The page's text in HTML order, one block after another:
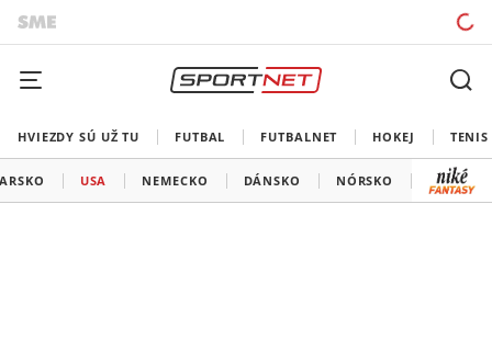
HVIEZDY SÚ UŽ TU FUTBAL FUTBALNET HOKEJ TENIS
USA NEMECKO DÁNSKO NÓRSKO